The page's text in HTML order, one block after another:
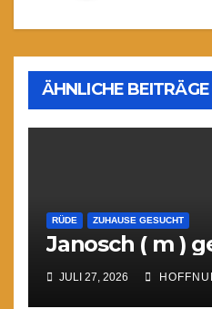
ÄHNLICHE BEITRÄGE
RÜDE ZUHAUSE GESUCHT
Janosch ( m )
JULI 27, 2026